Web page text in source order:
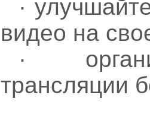
·
видео на
·
трансляции